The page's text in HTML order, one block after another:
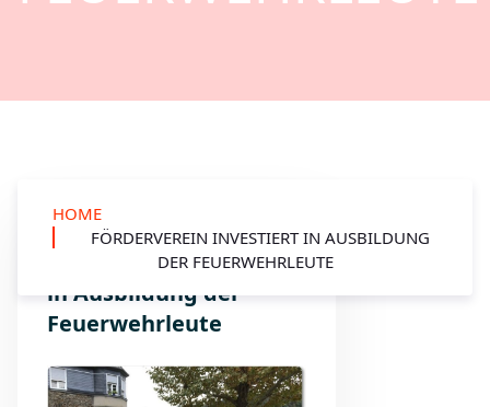
HOME
FÖRDERVEREIN INVESTIERT IN AUSBILDUNG
DER FEUERWEHRLEUTE
Förderverein investiert
in Ausbildung der
Feuerwehrleute